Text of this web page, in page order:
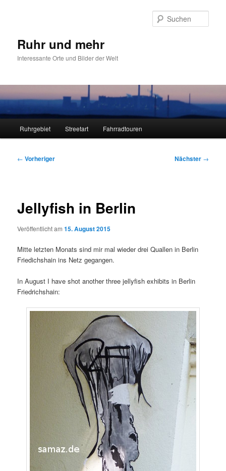
Ruhr und mehr
Interessante Orte und Bilder der Welt
Ruhrgebiet Streetart Fahrradtouren
Beitragsnavigation
← Vorheriger Nächster →
Jellyfish in Berlin
Veröffentlicht am15. August 2015
Mitte letzten Monats sind mir mal wieder drei Quallen in Berlin
Friedichshain ins Netz gegangen.
In August I have shot another three jellyfish exhibits in Berlin
Friedrichshain: